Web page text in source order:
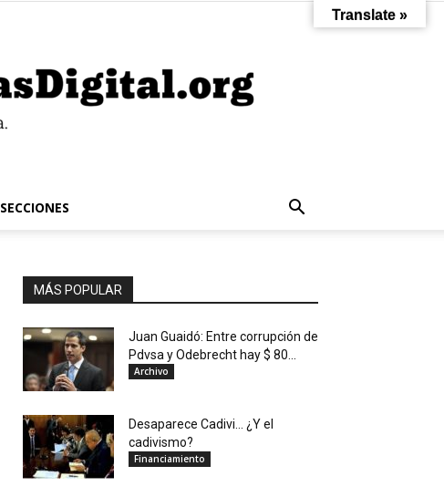
SECCIONES
MÁS POPULAR
Juan Guaidó: Entre corrupción de
Pdvsa y Odebrecht hay $ 80...
Archivo
Desaparece Cadivi… ¿Y el
cadivismo?
Financiamiento
Translate »